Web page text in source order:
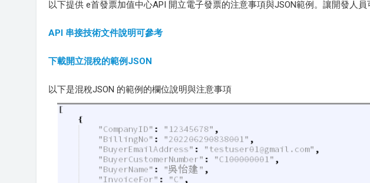
以下提供 e首發票加值中心API 開立電子發票的注意事項與JSON範例。讓開發人員
API 串接技術文件說明可參考
下載開立混稅的範例JSON
以下是混稅JSON 的範例的欄位說明與注意事項